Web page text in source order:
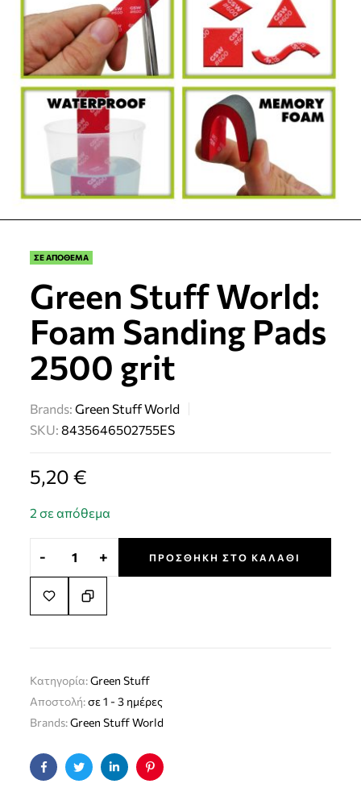
ΣΕ ΑΠΟΘΕΜΑ
Green Stuff World:
Foam Sanding Pads
2500 grit
Brands:Green Stuff World
SKU:8435646502755ES
5,20€
2 σε απόθεμα
- + ΠΡΟΣΘΉΚΗ ΣΤΟ ΚΑΛΆΘΙ
Κατηγορία:Green Stuff
Αποστολή:σε 1 - 3 ημέρες
Brands:Green Stuff World
FacebookTwitterLinkedinPinterest